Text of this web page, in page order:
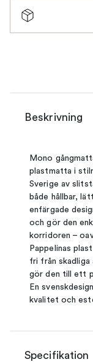
Beskrivning
Mono
plastmatta i
Sverige av
både hållbar,
enfärgade
och gör den
korridoren –
Pappelinas
fri från skadliga
gör den till ett
En
kvalitet och
Specifikation